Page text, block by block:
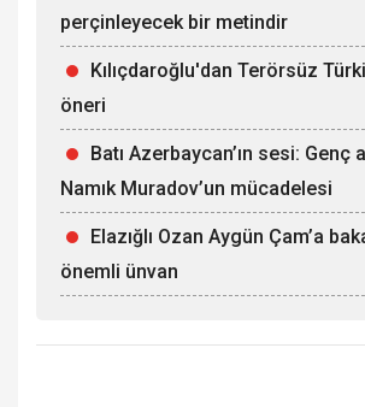
perçinleyecek bir metindir
Kılıçdaroğlu'dan Terörsüz
öneri
Batı Azerbaycan’ın sesi: Genç
Namık Muradov’un mücadelesi
Elazığlı Ozan Aygün Çam’a
önemli ünvan